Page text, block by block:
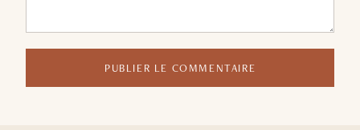
PUBLIER LE COMMENTAIRE